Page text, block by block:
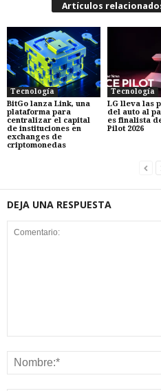
Artículos
Tecnología
BitGo lanza Link, una
plataforma para
centralizar el capital
de instituciones en
exchanges de
criptomonedas
Tecnología
LG lleva las
del auto al
es finalista
Pilot 2026
DEJA UNA RESPUESTA